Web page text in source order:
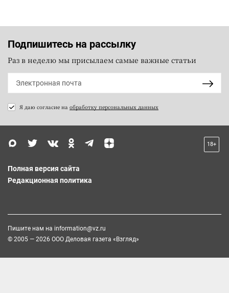
Подпишитесь на рассылку
Раз в неделю мы присылаем самые важные статьи
Я даю согласие на обработку персональных данных
18+
Полная версия сайта
Редакционная политика
Пишите нам на information@vz.ru
© 2005 — 2026 ООО Деловая газета «Взгляд»